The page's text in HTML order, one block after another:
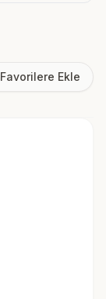
Favorilere Ekle